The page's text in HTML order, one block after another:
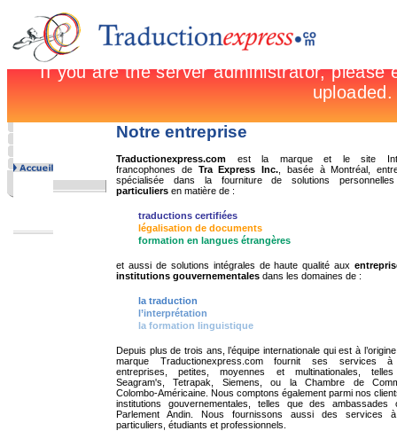
Notre entreprise
Traductionexpress.com est la marque et le site
francophones de Tra Express Inc. , basée à Montréal,
spécialisée dans la fourniture de solutions
particuliers en matière de :
traductions certifiées
légalisation de documents
formation en langues étrangères
et aussi de solutions intégrales de haute qualité aux
institutions gouvernementales dans les domaines de :
la traduction
l’interprétation
la formation linguistique
Depuis plus de trois ans, l’équipe internationale qui est à
marque Traductionexpress.com fournit ses services
entreprises, petites, moyennes et multinationales,
Seagram's, Tetrapak, Siemens, ou la Chambre de
Colombo-Américaine. Nous comptons également parmi nos
institutions gouvernementales, telles que des ambassades
Parlement Andin. Nous fournissons aussi des services
particuliers, étudiants et professionnels.